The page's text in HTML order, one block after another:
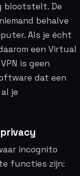
blootstelt. De
behalve
Als je écht
een Virtual
is geen
dat een
je
incognito
functies zijn: